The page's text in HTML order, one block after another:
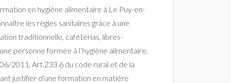
en hygiène alimentaire à Le Puy-en-
les règles sanitaires grâce à une
traditionnelle, cafétérias, libres-
personne formée à l’hygiène alimentaire.
2011, Art.233.6 du code rural et de la
justifier d'une formation en matière